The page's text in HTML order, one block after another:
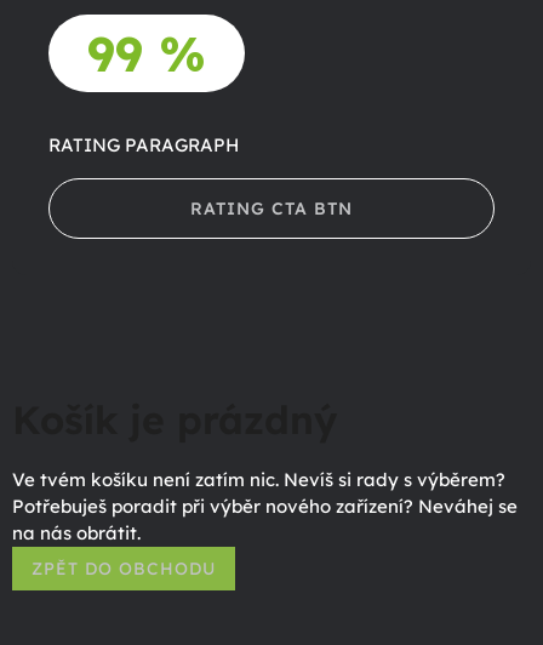
99 %
RATING PARAGRAPH
RATING CTA BTN
Ve tvém košíku není zatím nic. Nevíš si rady s výběrem?
Potřebuješ poradit při výběr nového zařízení? Neváhej se
na nás obrátit.
ZPĚT DO OBCHODU